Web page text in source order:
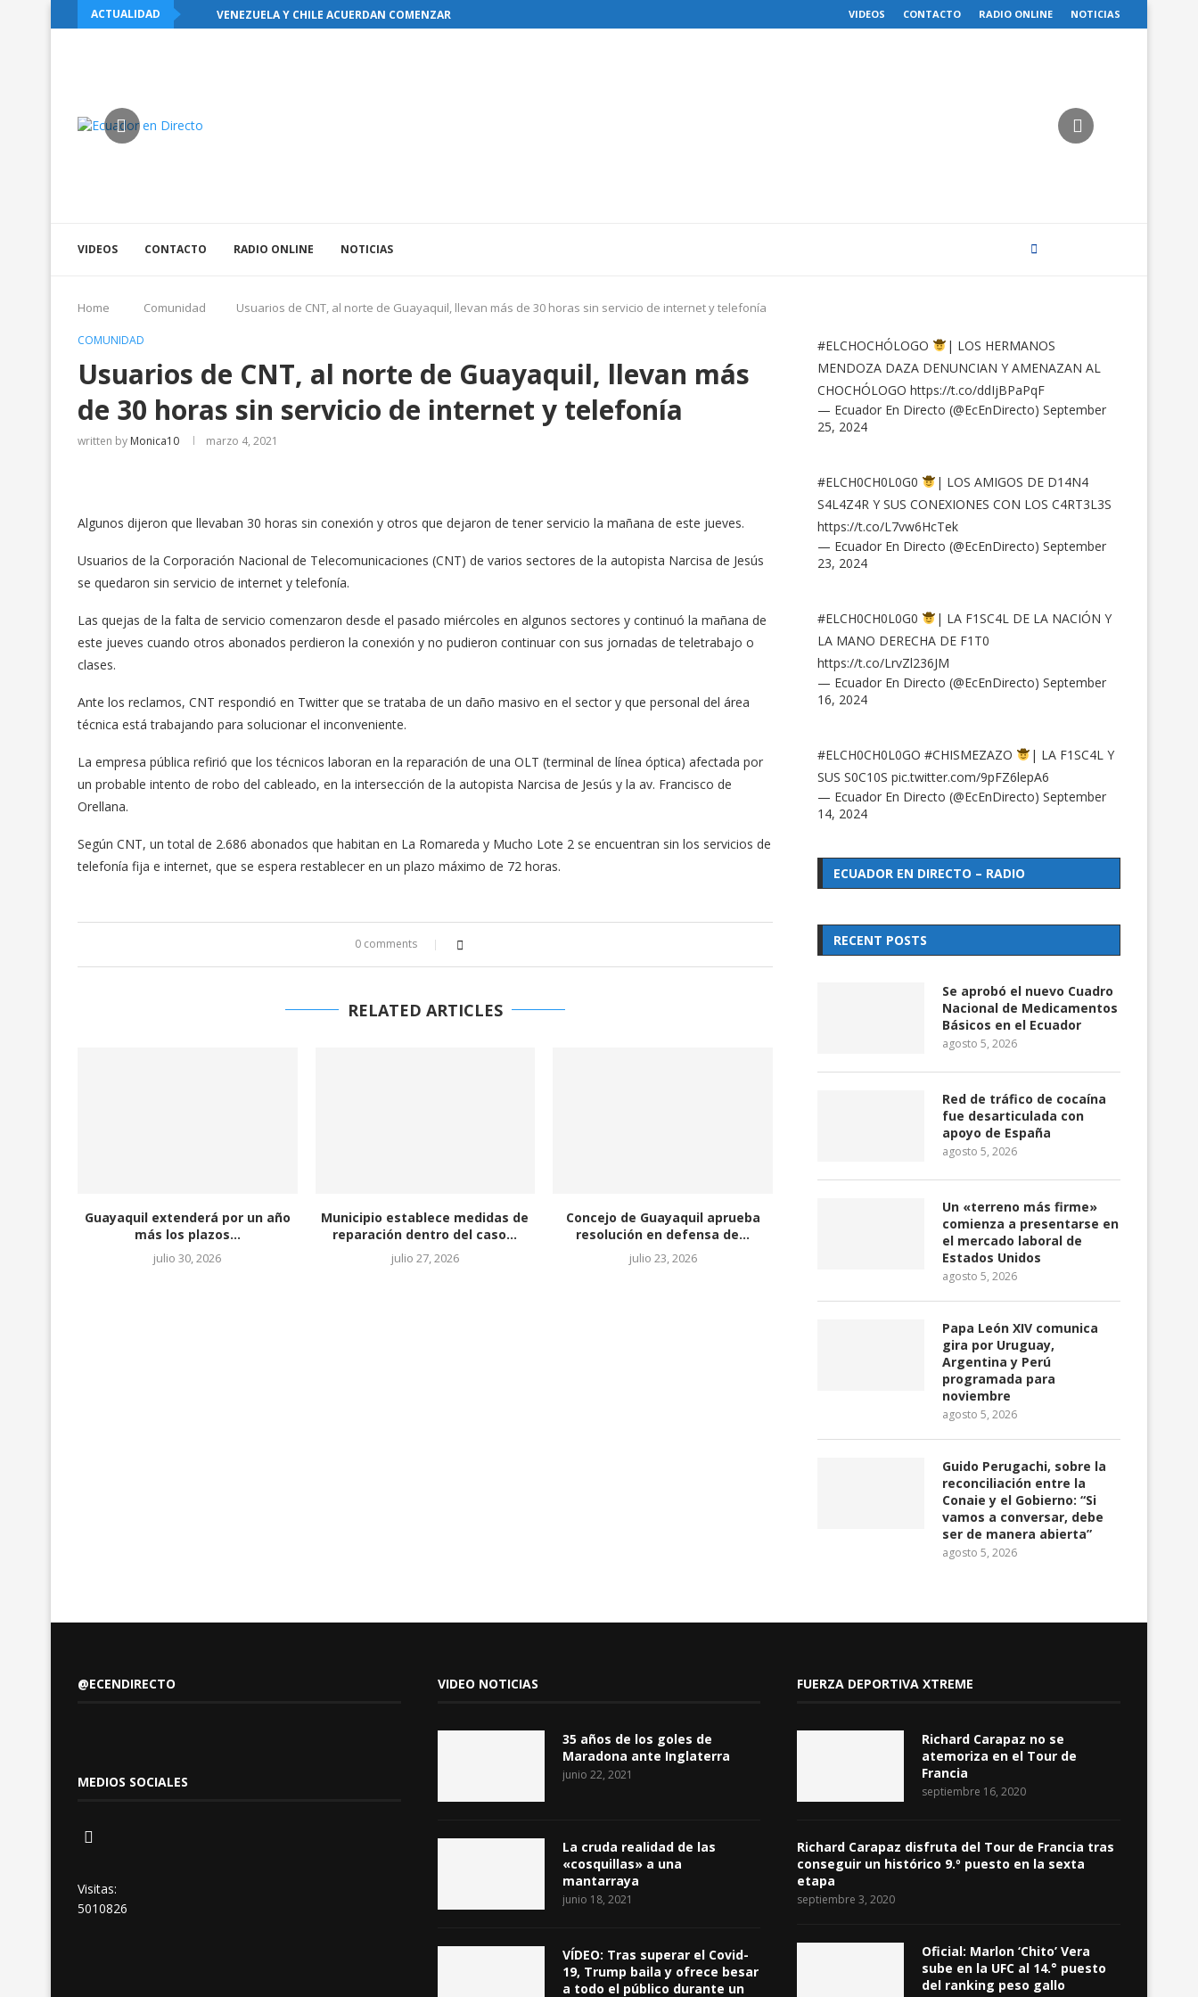
ACTUALIDAD VENEZUELA Y CHILE ACUERDAN COMENZAR EL RESTABLECIMIENTO DE... VIDEOS CONTACTO RADIO ONLINE NOTICIAS
VIDEOS CONTACTO RADIO ONLINE NOTICIAS
Home Comunidad Usuarios de CNT, al norte de Guayaquil, llevan más de 30 horas sin servicio de internet y telefonía
COMUNIDAD
Usuarios de CNT, al norte de Guayaquil, llevan más
de 30 horas sin servicio de internet y telefonía
written by Monica10 marzo 4, 2021
Algunos dijeron que llevaban 30 horas sin conexión y otros que dejaron de tener servicio la mañana de este jueves.
Usuarios de la Corporación Nacional de Telecomunicaciones (CNT) de varios sectores de la autopista Narcisa de Jesús
se quedaron sin servicio de internet y telefonía.
Las quejas de la falta de servicio comenzaron desde el pasado miércoles en algunos sectores y continuó la mañana de
este jueves cuando otros abonados perdieron la conexión y no pudieron continuar con sus jornadas de teletrabajo o
clases.
Ante los reclamos, CNT respondió en Twitter que se trataba de un daño masivo en el sector y que personal del área
técnica está trabajando para solucionar el inconveniente.
La empresa pública refirió que los técnicos laboran en la reparación de una OLT (terminal de línea óptica) afectada por
un probable intento de robo del cableado, en la intersección de la autopista Narcisa de Jesús y la av. Francisco de
Orellana.
Según CNT, un total de 2.686 abonados que habitan en La Romareda y Mucho Lote 2 se encuentran sin los servicios de
telefonía fija e internet, que se espera restablecer en un plazo máximo de 72 horas.
0 comments
RELATED ARTICLES
Guayaquil extenderá por un año
más los plazos...
julio 30, 2026
Municipio establece medidas de
reparación dentro del caso...
julio 27, 2026
Concejo de Guayaquil aprueba
resolución en defensa de...
julio 23, 2026
#ELCHOCHÓLOGO
| LOS HERMANOS
MENDOZA DAZA DENUNCIAN Y AMENAZAN AL
CHOCHÓLOGO https://t.co/ddIjBPaPqF
— Ecuador En Directo (@EcEnDirecto) September
25, 2024
#ELCH0CH0L0G0
| LOS AMIGOS DE D14N4
S4L4Z4R Y SUS CONEXIONES CON LOS C4RT3L3S
https://t.co/L7vw6HcTek
— Ecuador En Directo (@EcEnDirecto) September
23, 2024
#ELCH0CH0L0G0
| LA F1SC4L DE LA NACIÓN Y
LA MANO DERECHA DE F1T0
https://t.co/LrvZl236JM
— Ecuador En Directo (@EcEnDirecto) September
16, 2024
#ELCH0CH0L0GO #CHISMEZAZO
| LA F1SC4L Y
SUS S0C10S pic.twitter.com/9pFZ6lepA6
— Ecuador En Directo (@EcEnDirecto) September
14, 2024
ECUADOR EN DIRECTO – RADIO
RECENT POSTS
Se aprobó el nuevo Cuadro
Nacional de Medicamentos
Básicos en el Ecuador
agosto 5, 2026
Red de tráfico de cocaína
fue desarticulada con
apoyo de España
agosto 5, 2026
Un «terreno más firme»
comienza a presentarse en
el mercado laboral de
Estados Unidos
agosto 5, 2026
Papa León XIV comunica
gira por Uruguay,
Argentina y Perú
programada para
noviembre
agosto 5, 2026
Guido Perugachi, sobre la
reconciliación entre la
Conaie y el Gobierno: “Si
vamos a conversar, debe
ser de manera abierta”
agosto 5, 2026
@ECENDIRECTO
MEDIOS SOCIALES
Visitas:
5010826
VIDEO NOTICIAS
35 años de los goles de
Maradona ante Inglaterra
junio 22, 2021
La cruda realidad de las
«cosquillas» a una
mantarraya
junio 18, 2021
VÍDEO: Tras superar el Covid-
19, Trump baila y ofrece besar
a todo el público durante un
FUERZA DEPORTIVA XTREME
Richard Carapaz no se
atemoriza en el Tour de
Francia
septiembre 16, 2020
Richard Carapaz disfruta del Tour de Francia tras
conseguir un histórico 9.º puesto en la sexta
etapa
septiembre 3, 2020
Oficial: Marlon ‘Chito’ Vera
sube en la UFC al 14.° puesto
del ranking peso gallo